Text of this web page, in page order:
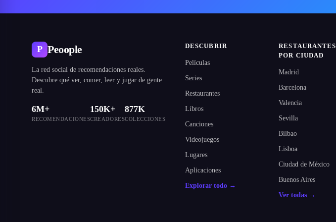
P Peoople
La red social de recomendaciones reales.
Descubre qué ver, comer, leer y jugar de gente
real.
6M+
RECOMENDACIONES
150K+
CREADORES
877K
COLECCIONES
DESCUBRIR
Películas
Series
Restaurantes
Libros
Canciones
Videojuegos
Lugares
Aplicaciones
Explorar todo →
RESTAURANTES
POR CIUDAD
Madrid
Barcelona
Valencia
Sevilla
Bilbao
Lisboa
Ciudad de México
Buenos Aires
Ver todas →